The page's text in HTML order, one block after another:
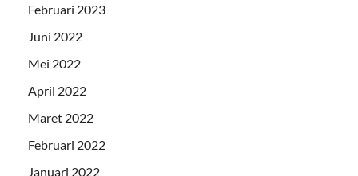
Februari 2023
Juni 2022
Mei 2022
April 2022
Maret 2022
Februari 2022
Januari 2022